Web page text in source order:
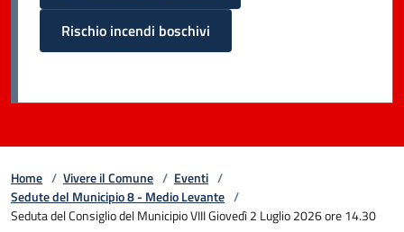
Rischio incendi boschivi
Home / Vivere il Comune / Eventi /
Sedute del Municipio 8 - Medio Levante /
Seduta del Consiglio del Municipio VIII Giovedì 2 Luglio 2026 ore 14.30